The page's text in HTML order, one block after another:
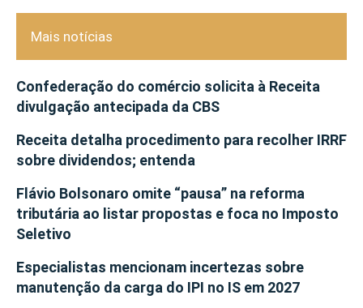
Mais notícias
Confederação do comércio solicita à Receita
divulgação antecipada da CBS
Receita detalha procedimento para recolher IRRF
sobre dividendos; entenda
Flávio Bolsonaro omite “pausa” na reforma
tributária ao listar propostas e foca no Imposto
Seletivo
Especialistas mencionam incertezas sobre
manutenção da carga do IPI no IS em 2027